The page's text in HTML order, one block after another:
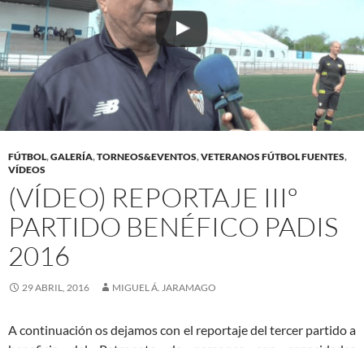
FÚTBOL,GALERÍA,TORNEOS&EVENTOS,VETERANOS FÚTBOL FUENTES,
VÍDEOS
(VÍDEO) REPORTAJE IIIº
PARTIDO BENÉFICO PADIS
2016
29 ABRIL, 2016 MIGUEL Á. JARAMAGO
A continuación os dejamos con el reportaje del tercer partido a